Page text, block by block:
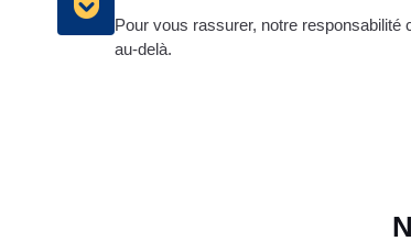
Pour vous rassurer, notre
au-delà.